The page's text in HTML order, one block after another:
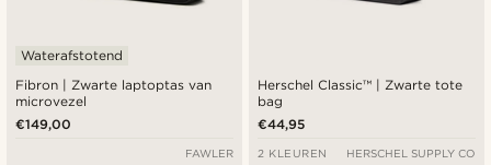
Fibron | Zwarte laptoptas van
microvezel
Waterafstotend
€149,00
FAWLER
Herschel Classic™ | Zwarte tote
bag
€44,95
2 KLEUREN HERSCHEL SUPPLY CO